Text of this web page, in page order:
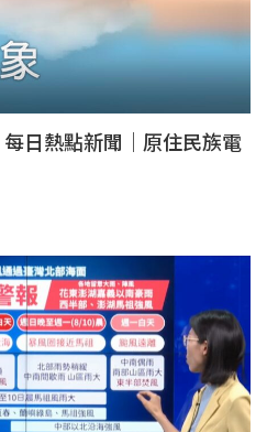
日熱點新聞｜原住民族電